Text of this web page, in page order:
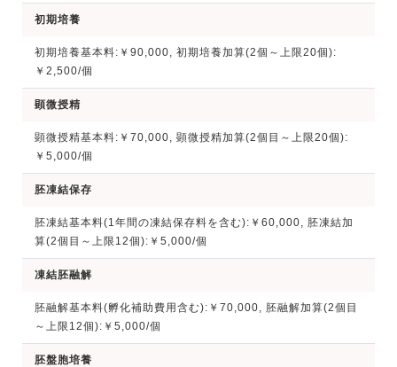
初期培養
初期培養基本料:￥90,000, 初期培養加算(2個～上限20個):
￥2,500/個
顕微授精
顕微授精基本料:￥70,000, 顕微授精加算(2個目～上限20個):
￥5,000/個
胚凍結保存
胚凍結基本料(1年間の凍結保存料を含む):￥60,000, 胚凍結加
算(2個目～上限12個):￥5,000/個
凍結胚融解
胚融解基本料(孵化補助費用含む):￥70,000, 胚融解加算(2個目
～上限12個):￥5,000/個
胚盤胞培養